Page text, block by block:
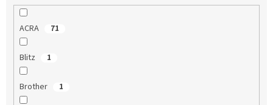
ACRA 71
Blitz 1
Brother 1